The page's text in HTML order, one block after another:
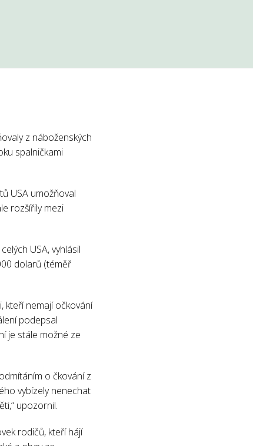
z náboženských
spalničkami
USA umožňoval
rozšířily mezi
USA, vyhlásil
dolarů (téměř
kteří nemají očkování
podepsal
je stále možné ze
o čkování z
vybízely nenechat
upozornil.
rodičů, kteří hájí